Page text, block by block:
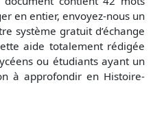
en entier, envoyez-nous un
système gratuit d’échange
aide totalement rédigée
ou étudiants ayant un
à approfondir en Histoire-